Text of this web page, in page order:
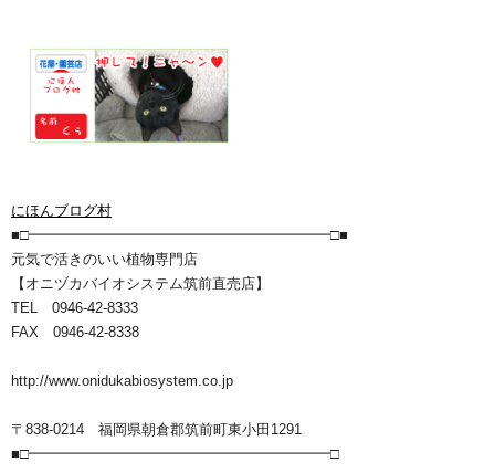
にほんブログ村
■□━━━━━━━━━━━━━━━━━━━━━□■
元気で活きのいい植物専門店
【オニヅカバイオシステム筑前直売店】
TEL 0946-42-8333
FAX 0946-42-8338
http://www.onidukabiosystem.co.jp
〒838-0214 福岡県朝倉郡筑前町東小田1291
■□━━━━━━━━━━━━━━━━━━━━━□